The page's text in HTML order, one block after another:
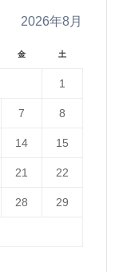
2026年8月
金 土
1
7 8
14 15
21 22
28 29